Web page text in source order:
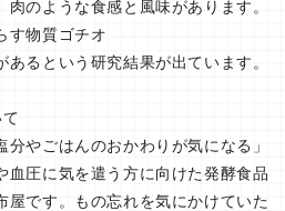
のような食感と風味があります。
す物質ゴチオ
るという研究結果が出ています。
やごはんのおかわりが気になる」
血圧に気を遣う方に向けた発酵食品
屋です。もの忘れを気にかけていた